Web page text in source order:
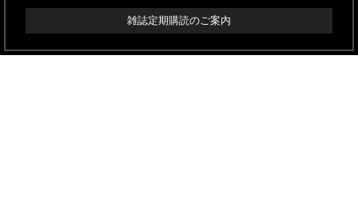
雑誌定期購読のご案内